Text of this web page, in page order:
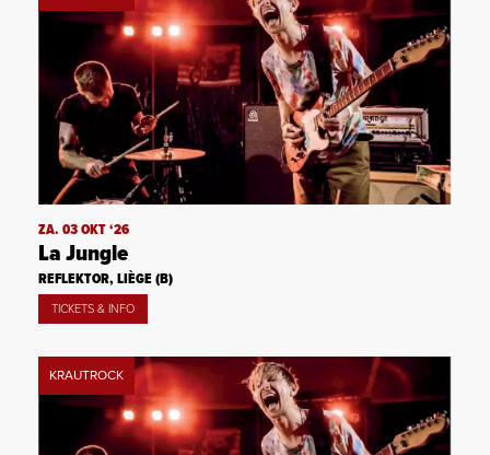
ZA. 03 OKT ‘26
La Jungle
REFLEKTOR, LIÈGE (B)
TICKETS & INFO
KRAUTROCK